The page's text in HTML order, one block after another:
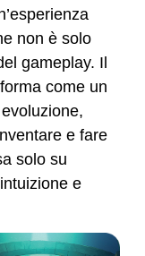
non è solo
gameplay. Il
come un
e fare
solo su
e